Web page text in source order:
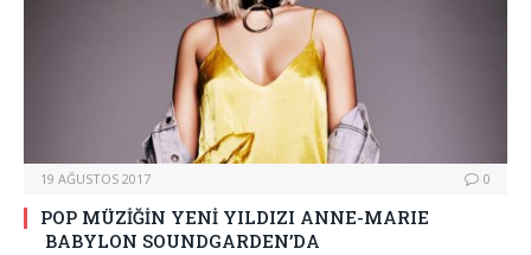
19 AĞUSTOS 2017 0
POP MÜZİĞİN YENİ YILDIZI ANNE-MARIE
BABYLON SOUNDGARDEN’DA